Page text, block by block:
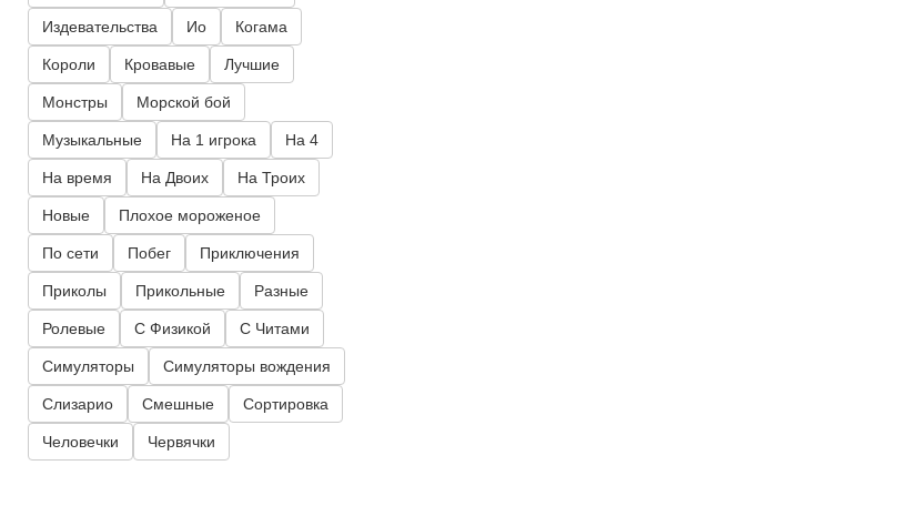
Издевательства Ио Когама
Короли Кровавые Лучшие
Монстры Морской бой
Музыкальные На 1 игрока На 4
На время На Двоих На Троих
Новые Плохое мороженое
По сети Побег Приключения
Приколы Прикольные Разные
Ролевые С Физикой С Читами
Симуляторы Симуляторы вождения
Слизарио Смешные Сортировка
Человечки Червячки